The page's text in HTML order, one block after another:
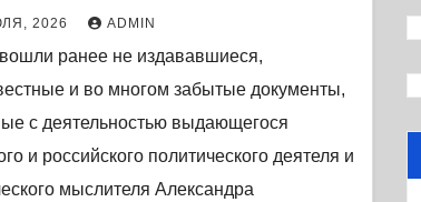
(2008) * Книга
2026 ADMIN
вошли ранее не издававшиеся,
и во многом забытые документы,
с деятельностью выдающегося
и российского политического деятеля и
мыслителя Александра